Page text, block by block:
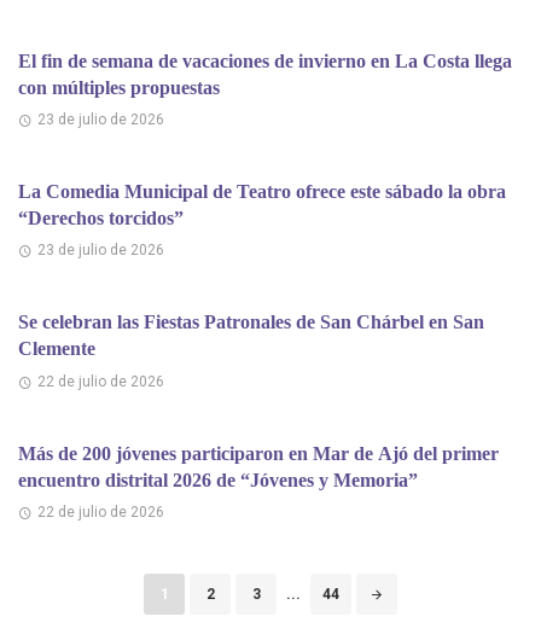
El fin de semana de vacaciones de invierno en La Costa llega
con múltiples propuestas
23 de julio de 2026
La Comedia Municipal de Teatro ofrece este sábado la obra
“Derechos torcidos”
23 de julio de 2026
Se celebran las Fiestas Patronales de San Chárbel en San
Clemente
22 de julio de 2026
Más de 200 jóvenes participaron en Mar de Ajó del primer
encuentro distrital 2026 de “Jóvenes y Memoria”
22 de julio de 2026
1 2 3 ... 44